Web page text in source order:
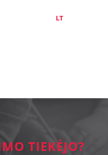
LT
TIEKĖJO?